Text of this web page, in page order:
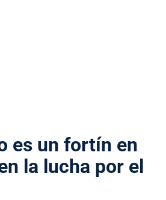
es un fortín en
la lucha por el